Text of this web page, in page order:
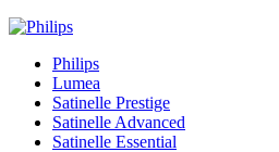
Philips
Lumea
Satinelle Prestige
Satinelle Advanced
Satinelle Essential